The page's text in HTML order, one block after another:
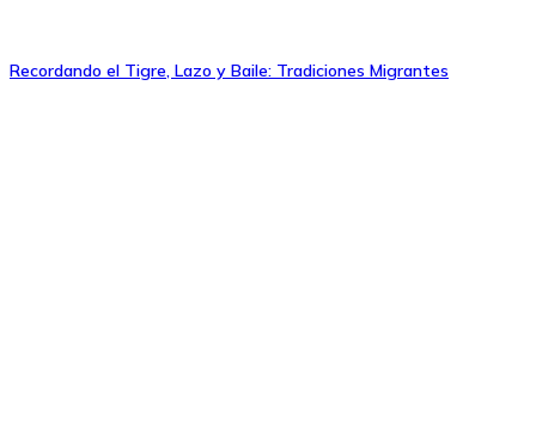
Recordando el Tigre, Lazo y Baile: Tradiciones Migrantes